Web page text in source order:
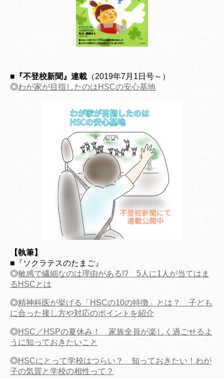
■『不登校新聞』連載 （2019年7月1日号～）
◎わが家が目指したのはHSCの安心基地
【執筆】
■『ソクラテスのたまご』
◎敏感で繊細なのは理由がある!? 5人に1人が当てはま
るHSCとは
◎精神科医が挙げる「HSCの10の特徴」とは？ 子ども
に合った接し方や対応のポイントを紹介
◎HSC／HSPの夏休み！ 家族全員が楽しく過ごせるよ
うに知っておきたいこと
◎HSCにとって学校はつらい？ 知っておきたい！わが
子の気質と学校の相性って？